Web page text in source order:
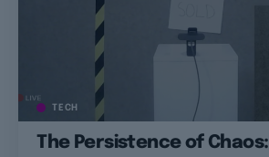
TECH
The Persistence of Chaos: